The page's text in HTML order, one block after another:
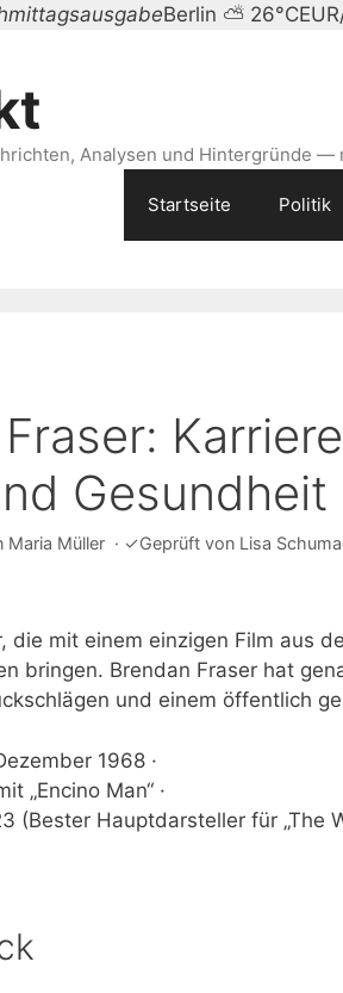
Berlin ⛅ 26°C
Analysen und Hintergründe
Startseite Politik
Gesundheit
Maria Müller · ✓Geprüft von Lisa
die mit einem einzigen Film aus
bringen. Brendan Fraser hat
und einem öffentlich
1968 ·
„Encino Man“ ·
(Bester Hauptdarsteller für „The